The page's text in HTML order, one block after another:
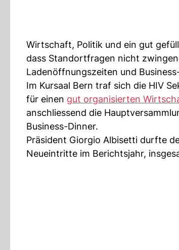
Wirtschaft, Politik und ein gut
dass Standortfragen nicht
Ladenöffnungszeiten und
Im Kursaal Bern traf sich die HIV
für einen gut organisierten
anschliessend die
Business-Dinner.
Präsident Giorgio Albisetti durfte
Neueintritte im Berichtsjahr,